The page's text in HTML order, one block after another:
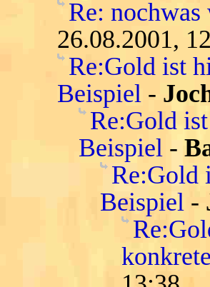
Re: nochwas
26.08.2001,
Re:Gold ist
Beispiel -
Re:Gold
Beispiel -
Re:Gold
Beispiel -